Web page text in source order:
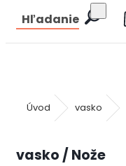
Hľadanie
Úvod vasko
vasko / Nože